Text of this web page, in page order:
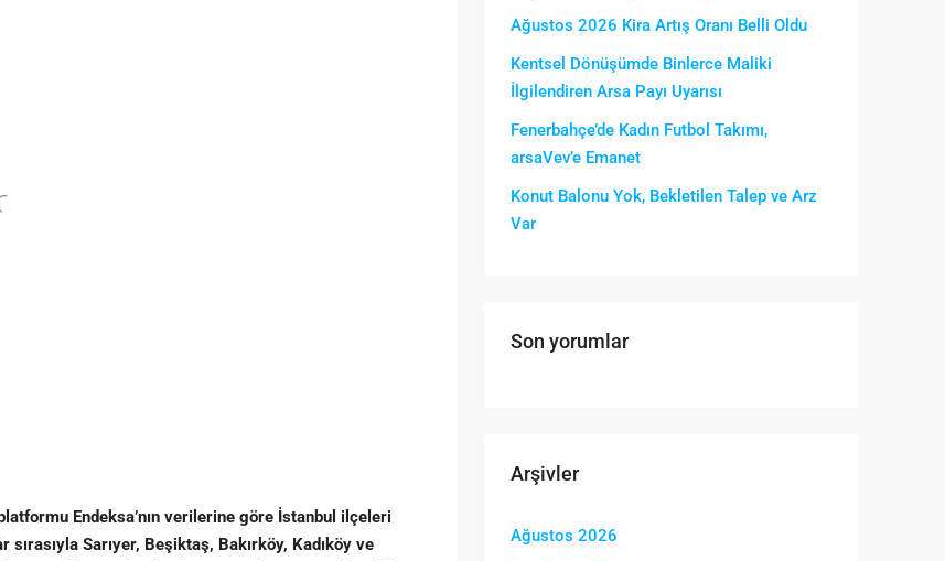
Endeksa’nın verilerine göre İstanbul ilçeleri
Sarıyer, Beşiktaş, Bakırköy, Kadıköy ve
Ağustos 2026 Kira Artış Oranı Belli Oldu
Kentsel Dönüşümde Binlerce Maliki
İlgilendiren Arsa Payı Uyarısı
Fenerbahçe’de Kadın Futbol Takımı,
arsaVev’e Emanet
Konut Balonu Yok, Bekletilen Talep ve Arz
Var
Son yorumlar
Arşivler
Ağustos 2026